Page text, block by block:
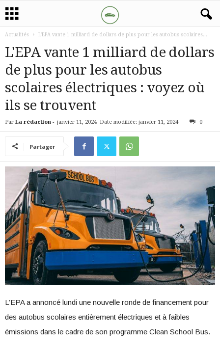
Actualités L'EPA vante 1 milliard de dollars de plus pour les autobus scolaires...
L'EPA vante 1 milliard de dollars
de plus pour les autobus
scolaires électriques : voyez où
ils se trouvent
Par La rédaction - janvier 11, 2024 Date modifiée: janvier 11, 2024 0
Partager
L’EPA a annoncé lundi une nouvelle ronde de financement pour
des autobus scolaires entièrement électriques et à faibles
émissions dans le cadre de son programme Clean School Bus.